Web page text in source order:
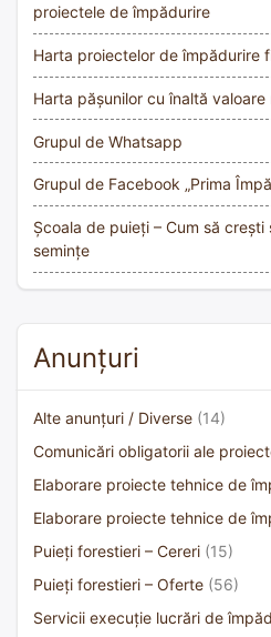
proiectele de împădurire
Harta proiectelor de împădurire
Harta pășunilor cu înaltă valoare
Grupul de Whatsapp
Grupul de Facebook „Prima
Școala de puieți – Cum să
semințe
Anunțuri
Alte anunțuri / Diverse (14)
Comunicări obligatorii ale
Elaborare proiecte tehnice de
Elaborare proiecte tehnice de
Puieți forestieri – Cereri (15)
Puieți forestieri – Oferte (56)
Servicii execuție lucrări de